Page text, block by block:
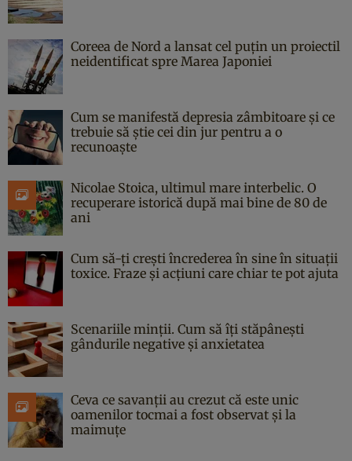
Coreea de Nord a lansat cel puțin un proiectil
neidentificat spre Marea Japoniei
Cum se manifestă depresia zâmbitoare și ce
trebuie să știe cei din jur pentru a o
recunoaște
Nicolae Stoica, ultimul mare interbelic. O
recuperare istorică după mai bine de 80 de
ani
Cum să-ți crești încrederea în sine în situații
toxice. Fraze și acțiuni care chiar te pot ajuta
Scenariile minții. Cum să îți stăpânești
gândurile negative și anxietatea
Ceva ce savanții au crezut că este unic
oamenilor tocmai a fost observat și la
maimuțe